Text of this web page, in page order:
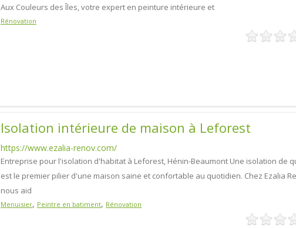
Aux Couleurs des Îles, votre expert en peinture intérieure et
Rénovation
Isolation intérieure de maison à Leforest
https://www.ezalia-renov.com/
Entreprise pour l'isolation d'habitat à Leforest, Hénin-Beaumont Une isolation de
est le premier pilier d'une maison saine et confortable au quotidien. Chez Ezalia
nous aid
Menuisier, Peintre en batiment, Rénovation